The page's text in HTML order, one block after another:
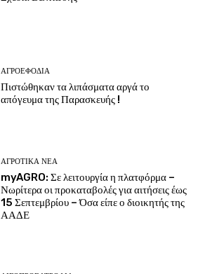
ΑΓΡΟΕΦΌΔΙΑ
Πιστώθηκαν τα λιπάσματα αργά το
απόγευμα της Παρασκευής !
ΑΓΡΟΤΙΚΆ ΝΈΑ
myAGRO: Σε λειτουργία η πλατφόρμα –
Νωρίτερα οι προκαταβολές για αιτήσεις έως
15 Σεπτεμβρίου – Όσα είπε ο διοικητής της
ΑΑΔΕ